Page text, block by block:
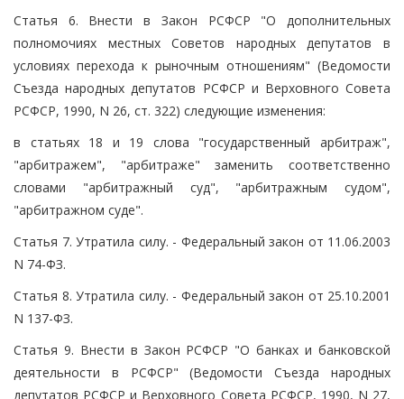
Статья 6. Внести в Закон РСФСР "О дополнительных
полномочиях местных Советов народных депутатов в
условиях перехода к рыночным отношениям" (Ведомости
Съезда народных депутатов РСФСР и Верховного Совета
РСФСР, 1990, N 26, ст. 322) следующие изменения:
в статьях 18 и 19 слова "государственный арбитраж",
"арбитражем", "арбитраже" заменить соответственно
словами "арбитражный суд", "арбитражным судом",
"арбитражном суде".
Статья 7. Утратила силу. - Федеральный закон от 11.06.2003
N 74-ФЗ.
Статья 8. Утратила силу. - Федеральный закон от 25.10.2001
N 137-ФЗ.
Статья 9. Внести в Закон РСФСР "О банках и банковской
деятельности в РСФСР" (Ведомости Съезда народных
депутатов РСФСР и Верховного Совета РСФСР, 1990, N 27,